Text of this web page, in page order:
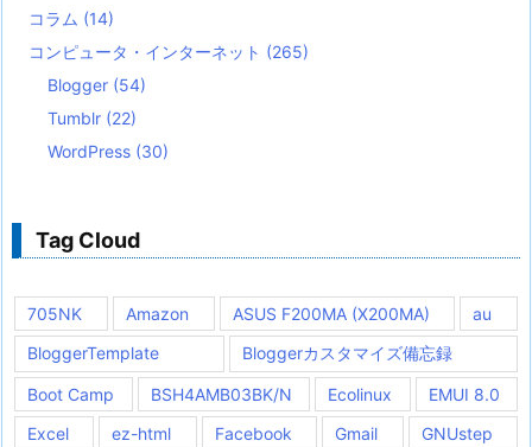
コラム (14)
コンピュータ・インターネット (265)
Blogger (54)
Tumblr (22)
WordPress (30)
Tag Cloud
705NK Amazon ASUS F200MA (X200MA)
au
BloggerTemplate
Bloggerカスタマイズ備忘録
Boot Camp BSH4AMB03BK/N Ecolinux
EMUI 8.0
Excel
ez-html Facebook Gmail
GNUstep